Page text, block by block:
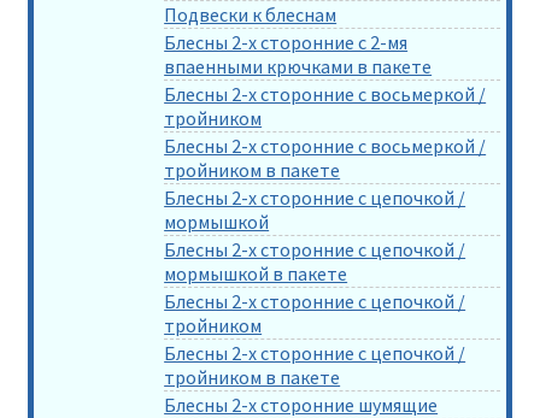
Подвески к блеснам
Блесны 2-х сторонние с 2-мя
впаенными крючками в пакете
Блесны 2-х сторонние с восьмеркой /
тройником
Блесны 2-х сторонние с восьмеркой /
тройником в пакете
Блесны 2-х сторонние с цепочкой /
мормышкой
Блесны 2-х сторонние с цепочкой /
мормышкой в пакете
Блесны 2-х сторонние с цепочкой /
тройником
Блесны 2-х сторонние с цепочкой /
тройником в пакете
Блесны 2-х сторонние шумящие